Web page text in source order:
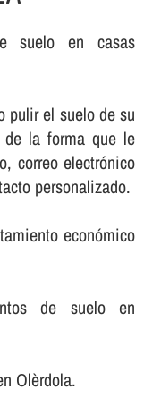
suelo en casas
pulir el suelo de su
de la forma que le
correo electrónico
personalizado.
económico
de suelo en
Olèrdola.